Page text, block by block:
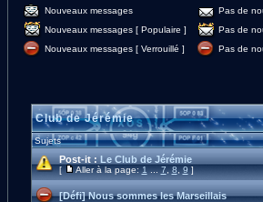
Nouveaux messages
Pas de
Nouveaux messages [ Populaire ]
Pas de
Nouveaux messages [ Verrouillé ]
Pas de
Club de Jérémie
Sujets
Post-it : Le Club de Jérémie
[ Aller à la page:1...7,8,9]
[Défi] Nous sommes les Marseillais